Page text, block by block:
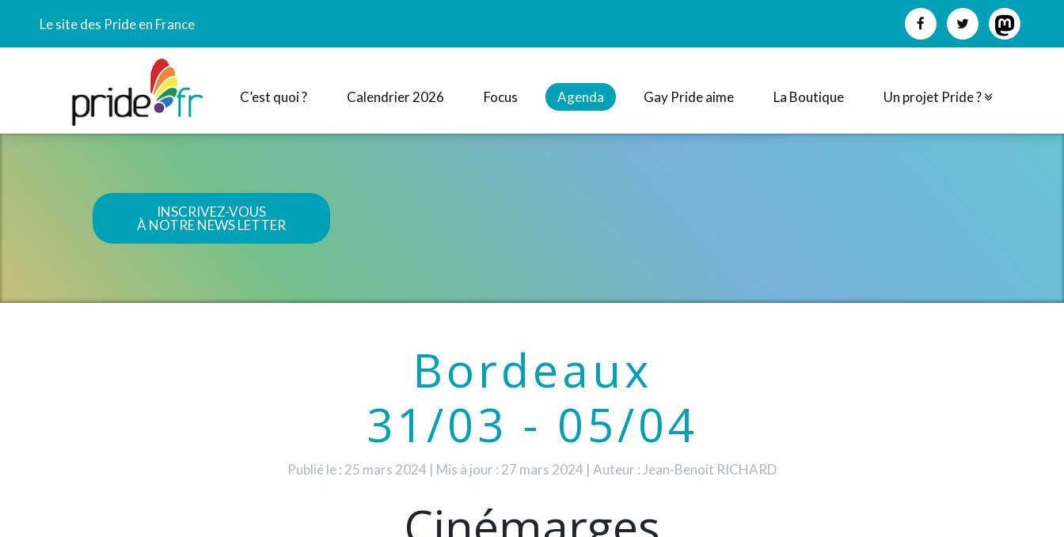
Le site des Pride en France
C’est quoi ? Calendrier 2026 Focus Agenda Gay Pride aime La Boutique Un projet Pride ?
INSCRIVEZ-VOUS
À NOTRE NEWS LETTER
Bordeaux
31/03 - 05/04
Publié le : 25 mars 2024 | Mis à jour : 27 mars 2024 | Auteur : Jean-Benoit RICHARD